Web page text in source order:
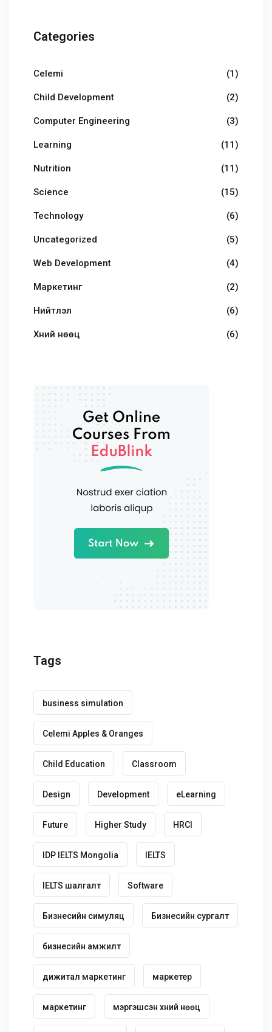
Categories
Celemi (1)
Child Development (2)
Computer Engineering (3)
Learning (11)
Nutrition (11)
Science (15)
Technology (6)
Uncategorized (5)
Web Development (4)
Маркетинг (2)
Нийтлэл (6)
Хүний нөөц (6)
Tags
business simulation
Celemi Apples & Oranges
Child Education Classroom
Design Development eLearning
Future Higher Study HRCI
IDP IELTS Mongolia IELTS
IELTS шалгалт Software
Бизнесийн симуляц Бизнесийн сургалт
бизнесийн амжилт
дижитал маркетинг маркетер
маркетинг мэргэшсэн хүний нөөц